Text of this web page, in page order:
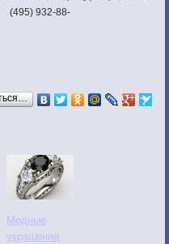
(495) 932-88-
Модные
украшения